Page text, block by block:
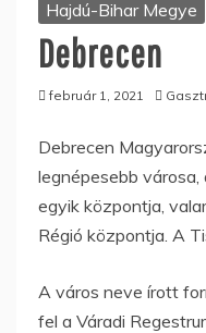
Hajdú-Bihar Megye
Debrecen
február 1, 2021
Debrecen
legnépesebb
egyik központja,
Régió központja. A
A város neve írott
fel a Váradi